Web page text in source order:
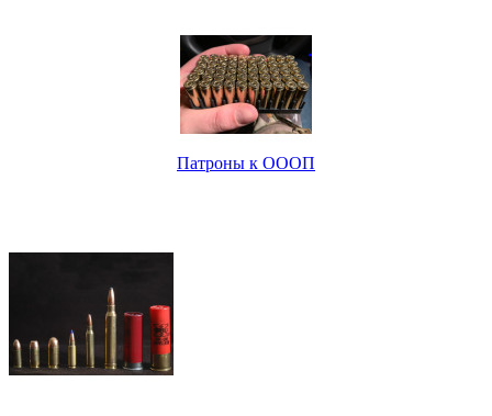
Патроны к ОООП